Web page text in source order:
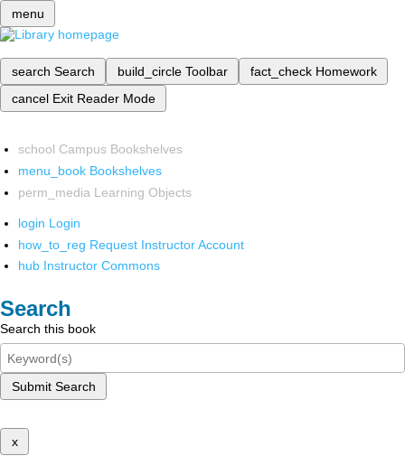
menu
search Search build_circle Toolbar fact_check Homework
cancel Exit Reader Mode
school Campus Bookshelves
menu_book Bookshelves
perm_media Learning Objects
login Login
how_to_reg Request Instructor Account
hub Instructor Commons
Search
Search this book
Submit Search
x